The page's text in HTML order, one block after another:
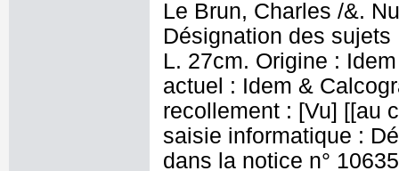
Le Brun, Charles /&.
Désignation des
L. 27cm. Origine :
actuel : Idem &
recollement : [Vu] [[au
saisie informatique :
dans la notice n°